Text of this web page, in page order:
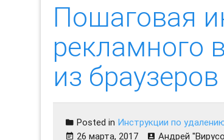
Пошаговая
рекламного
из
Posted in Инструкции по
26 марта, 2017
Андрей